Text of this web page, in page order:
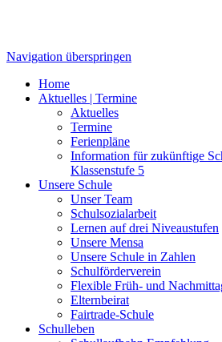
Navigation überspringen
Home
Aktuelles | Termine
Aktuelles
Termine
Ferienpläne
Information für zukünftige
Klassenstufe 5
Unsere Schule
Unser Team
Schulsozialarbeit
Lernen auf drei Niveaustufen
Unsere Mensa
Unsere Schule in Zahlen
Schulförderverein
Flexible Früh- und
Elternbeirat
Fairtrade-Schule
Schulleben